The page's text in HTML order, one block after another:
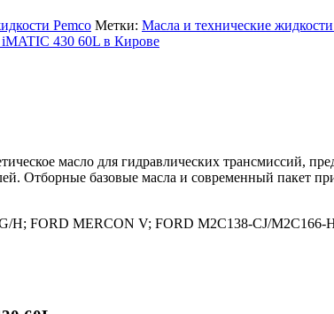
Pemco Метки: Масла и технические
масло для гидравлических трансмиссий,
Отборные базовые масла и современный пакет
H; FORD MERCON V; FORD M2C138-CJ/